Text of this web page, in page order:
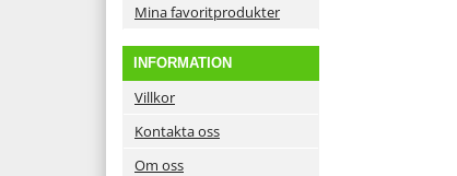
Mina favoritprodukter
INFORMATION
Villkor
Kontakta oss
Om oss